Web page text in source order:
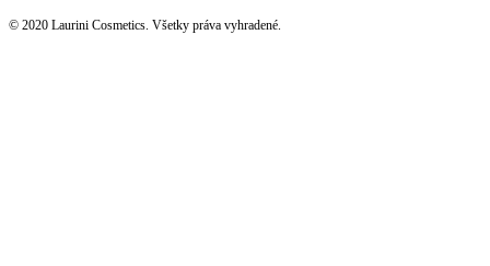
© 2020 Laurini Cosmetics. Všetky práva vyhradené.